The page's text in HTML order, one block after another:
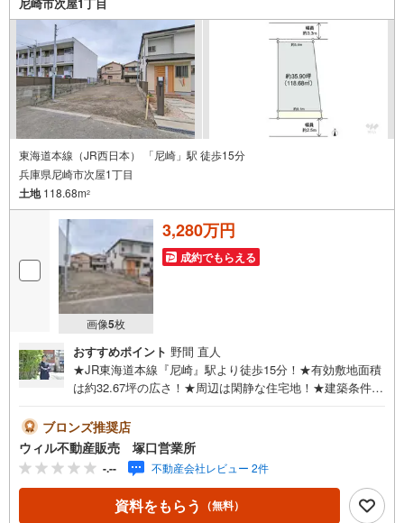
子様がいらっしゃるご家庭もお気軽にご来場下さい！詳し
東海道本線（JR西日本） 「尼崎」駅 徒歩15分
兵庫県尼崎市次屋1丁目
土地118.68m2
画像5枚
3,280万円
成約でもらえる
おすすめポイント 野間 直人
★JR東海道本線『尼崎』駅より徒歩15分！★有効敷地面積
は約32.67坪の広さ！★周辺は閑静な住宅地！★建築条件な
す！★周辺は自転車での移動にも嬉しいフラットな地勢！■
弊社の特徴について東証上場「ウィル不動産販売」阪神
間・北摂・名古屋・東京に店舗展開しております。当社オ
リジナルの物件管理システム「ウィリングナビ」で取引事
例・売出物件など一挙に比較、ご説明いたします。お買い
換え・リフォーム・ローン相談等お住まいに関わることは
ブロンズ推奨店
ウィル不動産販売 塚口営業所
-.-- 不動産会社レビュー 2件
資料をもらう （無料）